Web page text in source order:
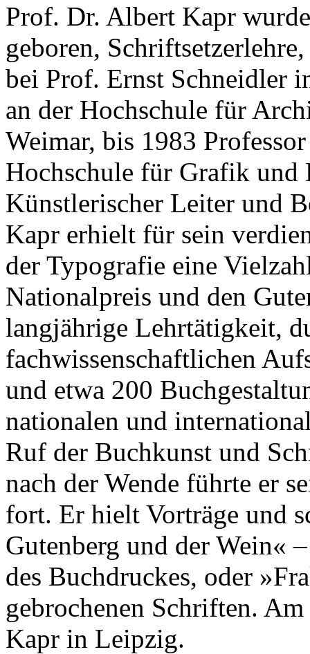
Prof. Dr. Albert Kapr
geboren,
bei Prof. Ernst Schneidler
an der Hochschule für
Weimar, bis 1983
Hochschule für Grafik
Künstlerischer Leiter und
Kapr erhielt für sein
der Typografie eine
Nationalpreis und den
langjährige Lehrtätigkeit,
fachwissenschaftlichen
und etwa 200
nationalen und
Ruf der Buchkunst und
nach der Wende führte er
fort. Er hielt Vorträge und
Gutenberg und der Wein«
des Buchdruckes, oder
gebrochenen Schriften.
Kapr in Leipzig.